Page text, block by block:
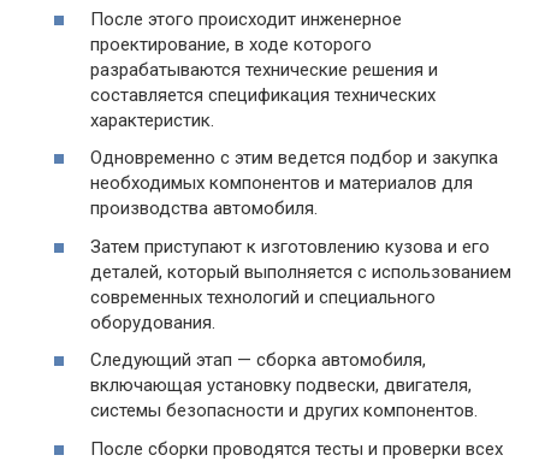
После этого происходит инженерное
проектирование, в ходе которого
разрабатываются технические решения и
составляется спецификация технических
характеристик.
Одновременно с этим ведется подбор и закупка
необходимых компонентов и материалов для
производства автомобиля.
Затем приступают к изготовлению кузова и его
деталей, который выполняется с использованием
современных технологий и специального
оборудования.
Следующий этап — сборка автомобиля,
включающая установку подвески, двигателя,
системы безопасности и других компонентов.
После сборки проводятся тесты и проверки всех